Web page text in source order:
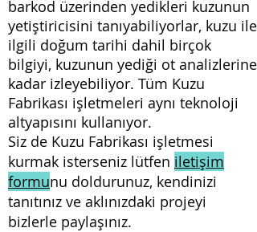
barkod üzerinden yedikleri kuzunun
yetiştiricisini tanıyabiliyorlar, kuzu ile
ilgili doğum tarihi dahil birçok
bilgiyi, kuzunun yediği ot analizlerine
kadar izleyebiliyor. Tüm Kuzu
Fabrikası işletmeleri aynı teknoloji
altyapısını kullanıyor.
Siz de Kuzu Fabrikası işletmesi
kurmak isterseniz lütfen iletişim
formunu doldurunuz, kendinizi
tanıtınız ve aklınızdaki projeyi
bizlerle paylaşınız.